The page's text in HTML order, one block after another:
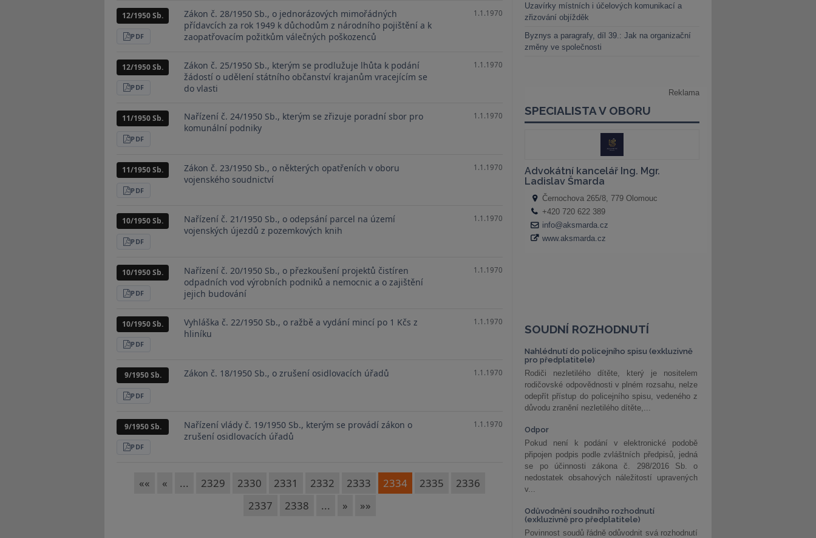
12/1950 Sb.
STÁHNOUT
Zákon č. 28/1950 Sb., o jednorázových mimořádných
přídavcích za rok 1949 k důchodům z národního pojištění a k
zaopatřovacím požitkům válečných poškozenců
1.1.1970
12/1950 Sb.
STÁHNOUT
Zákon č. 25/1950 Sb., kterým se prodlužuje lhůta k podání
žádostí o udělení státního občanství krajanům vracejícím se
do vlasti
1.1.1970
11/1950 Sb.
STÁHNOUT
Nařízení č. 24/1950 Sb., kterým se zřizuje poradní sbor pro
komunální podniky
1.1.1970
11/1950 Sb.
STÁHNOUT
Zákon č. 23/1950 Sb., o některých opatřeních v oboru
vojenského soudnictví
1.1.1970
10/1950 Sb.
STÁHNOUT
Nařízení č. 21/1950 Sb., o odepsání parcel na území
vojenských újezdů z pozemkových knih
1.1.1970
10/1950 Sb.
STÁHNOUT
Nařízení č. 20/1950 Sb., o přezkoušení projektů čistíren
odpadních vod výrobních podniků a nemocnic a o zajištění
jejich budování
1.1.1970
10/1950 Sb.
STÁHNOUT
Vyhláška č. 22/1950 Sb., o ražbě a vydání mincí po 1 Kčs z
hliníku
1.1.1970
9/1950 Sb.
STÁHNOUT
Zákon č. 18/1950 Sb., o zrušení osidlovacích úřadů 1.1.1970
9/1950 Sb.
STÁHNOUT
Nařízení vlády č. 19/1950 Sb., kterým se provádí zákon o
zrušení osidlovacích úřadů
1.1.1970
«« « ... 2329 2330 2331 2332 2333 2334 2335
2336
2337
2338 ... » »»
Uzavírky místních i účelových komunikací a
zřizování objížděk
Byznys a paragrafy, díl 39.: Jak na organizační
změny ve společnosti
SOUDNÍ ROZHODNUTÍ
Nahlédnutí do policejního spisu (exkluzivně
pro předplatitele)
Rodiči nezletilého dítěte, který je nositelem
rodičovské odpovědnosti v plném rozsahu, nelze
odepřít přístup do policejního spisu, vedeného z
důvodu zranění nezletilého dítěte,...
Odpor
Pokud není k podání v elektronické podobě
připojen podpis podle zvláštních předpisů, jedná
se po účinnosti zákona č. 298/2016 Sb. o
nedostatek obsahových náležitostí upravených
v...
Odůvodnění soudního rozhodnutí
(exkluzivně pro předplatitele)
Povinnost soudů řádně odůvodnit svá rozhodnutí